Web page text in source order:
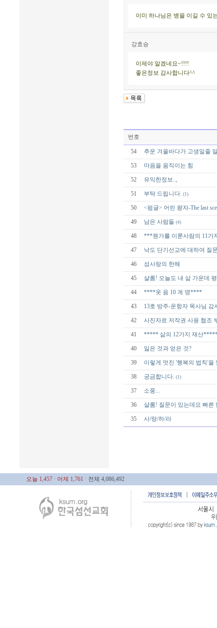
이미 하나님은 병을 이길 수 있
강효승
이제야 알겠네요~!!!!
좋은정보 감사합니다^^
번호
54 추운 겨울바다가 고생일줄
53 마음을 움직이는 힘
52 유익한정보..,
51 부탁 드립니다. (1)
50 <펌글> 어린 왕자-The last
49 남은 사람들 (4)
48 ***뭔가를 이룬사람의 11가
47 낙도 단기선교에 대하여 질
46 섬사랑의 한해
45 샬롬! 오늘도 내 삶 가운데
44 ****웃 음 10 계 명****
43 13호 방주-운항자 목사님 감
42 사진자료 저작권 사용 협조
41 ***** 삶의 12가지 재산
40 잃은 것과 얻은 것?
39 이렇게 멋진 '행복의 법칙'을
38 궁금합니다. (1)
37 소풍...
36 샬롬! 질문이 있는데요 빠른
35 사/랑/하/라
오늘 1,457 · 어제 1,761 · 전체 4,086,492